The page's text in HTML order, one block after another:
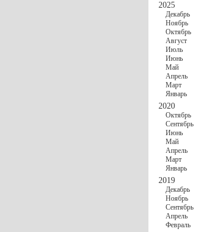
2025
Декабрь
Ноябрь
Октябрь
Август
Июль
Июнь
Май
Апрель
Март
Январь
2020
Октябрь
Сентябрь
Июнь
Май
Апрель
Март
Январь
2019
Декабрь
Ноябрь
Сентябрь
Апрель
Февраль